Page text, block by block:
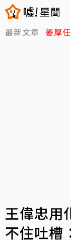
最新文章 姜厚
王偉忠
不住吐槽